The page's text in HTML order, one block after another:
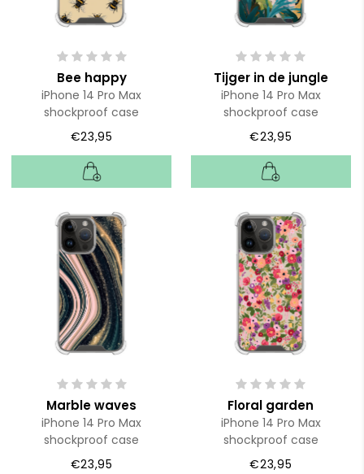
Bee happy
iPhone 14 Pro Max
shockproof case
€23,95
Tijger in de jungle
iPhone 14 Pro Max
shockproof case
€23,95
Marble waves
iPhone 14 Pro Max
shockproof case
€23,95
Floral garden
iPhone 14 Pro Max
shockproof case
€23,95